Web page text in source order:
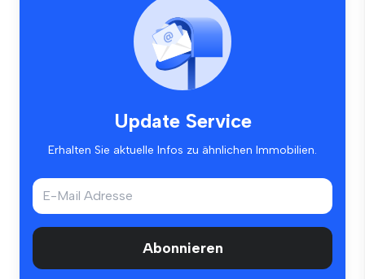
Update Service
Erhalten Sie aktuelle Infos zu ähnlichen Immobilien.
Abonnieren